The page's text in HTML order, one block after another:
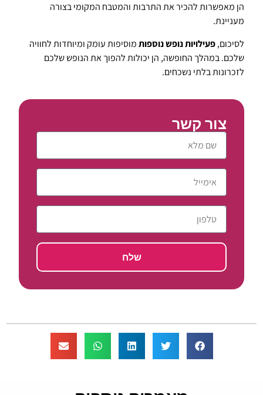
צור קשר
שלח
הן מאפשרות להכיר את התרבות והמטבח המקומי בצורה
מעניינת.
לסיכום,פעילויות נופש נוספותמוסיפות עומק ומיוחדות לחוויה
שלכם. במהלך החופשה, הן יכולות להפוך את הנופש שלכם
לזכרונות בלתי נשכחים.